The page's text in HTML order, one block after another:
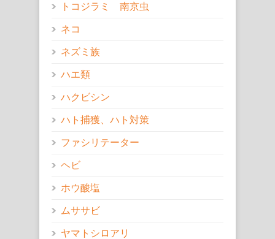
トコジラミ 南京虫
ネコ
ネズミ族
ハエ類
ハクビシン
ハト捕獲、ハト対策
ファシリテーター
ヘビ
ホウ酸塩
ムササビ
ヤマトシロアリ